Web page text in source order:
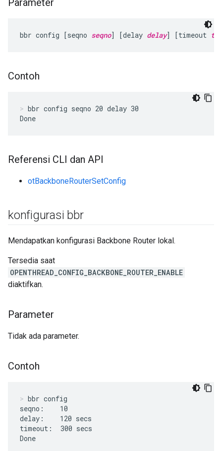
Parameter
bbr config [seqno seqno] [delay delay] [timeout
Contoh
bbr config seqno 20 delay 30
Done
Referensi CLI dan API
otBackboneRouterSetConfig
konfigurasi bbr
Mendapatkan konfigurasi Backbone Router lokal.
Tersedia saat
OPENTHREAD_CONFIG_BACKBONE_ROUTER_ENABLE
diaktifkan.
Parameter
Tidak ada parameter.
Contoh
bbr config
seqno:    10
delay:    120 secs
timeout:  300 secs
Done